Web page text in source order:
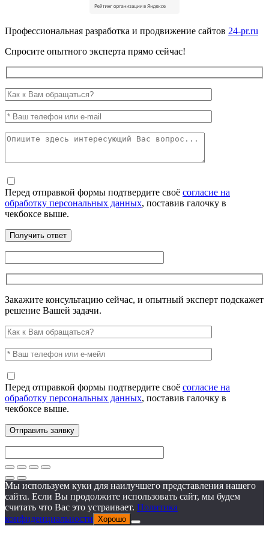
Профессиональная разработка и продвижение сайтов 24-pr.ru
Спросите опытного эксперта прямо сейчас!
Перед отправкой формы подтвердите своё согласие на
обработку персональных данных, поставив галочку в
чекбоксе выше.
Закажите консультацию сейчас, и опытный эксперт подскажет
решение Вашей задачи.
Перед отправкой формы подтвердите своё согласие на
обработку персональных данных, поставив галочку в
чекбоксе выше.
Мы используем куки для наилучшего представления нашего
сайта. Если Вы продолжите использовать сайт, мы будем
считать что Вас это устраивает. Политика
конфиденциальности Хорошо